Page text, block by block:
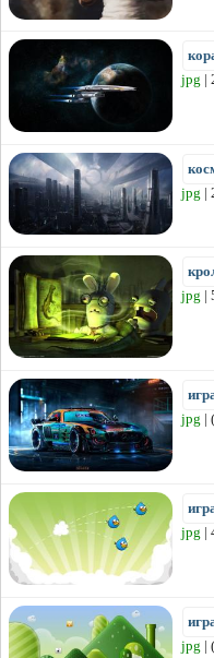
jpg |
jpg |
jpg |
jpg |
jpg |
jpg |